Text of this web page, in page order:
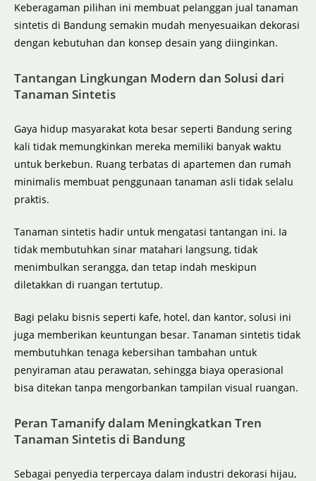
Keberagaman pilihan ini membuat pelanggan jual tanaman
sintetis di Bandung semakin mudah menyesuaikan dekorasi
dengan kebutuhan dan konsep desain yang diinginkan.
Tantangan Lingkungan Modern dan Solusi dari
Tanaman Sintetis
Gaya hidup masyarakat kota besar seperti Bandung sering
kali tidak memungkinkan mereka memiliki banyak waktu
untuk berkebun. Ruang terbatas di apartemen dan rumah
minimalis membuat penggunaan tanaman asli tidak selalu
praktis.
Tanaman sintetis hadir untuk mengatasi tantangan ini. Ia
tidak membutuhkan sinar matahari langsung, tidak
menimbulkan serangga, dan tetap indah meskipun
diletakkan di ruangan tertutup.
Bagi pelaku bisnis seperti kafe, hotel, dan kantor, solusi ini
juga memberikan keuntungan besar. Tanaman sintetis tidak
membutuhkan tenaga kebersihan tambahan untuk
penyiraman atau perawatan, sehingga biaya operasional
bisa ditekan tanpa mengorbankan tampilan visual ruangan.
Peran Tamanify dalam Meningkatkan Tren
Tanaman Sintetis di Bandung
Sebagai penyedia terpercaya dalam industri dekorasi hijau,